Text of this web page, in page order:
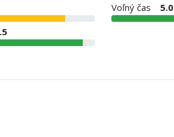
Voľný čas
5.0